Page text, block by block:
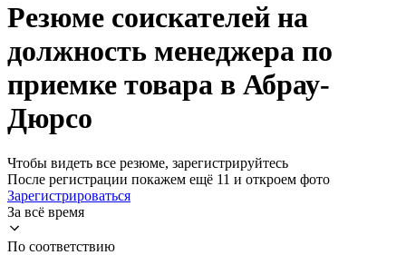
Резюме соискателей на
должность менеджера по
приемке товара в Абрау-
Дюрсо
Чтобы видеть все резюме, зарегистрируйтесь
После регистрации покажем ещё 11 и откроем фото
Зарегистрироваться
За всё время
По соответствию